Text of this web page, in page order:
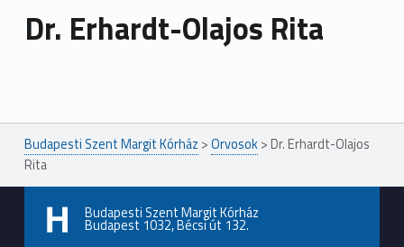
Dr. Erhardt-Olajos Rita
Budapesti Szent Margit Kórház >Orvosok> Dr. Erhardt-Olajos
Rita
Budapesti Szent Margit Kórház
Budapest 1032, Bécsi út 132.